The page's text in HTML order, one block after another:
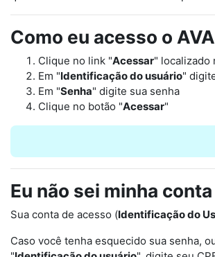
Como eu acesso o
Clique no link "Acessar" localizado
Em "Identificação do usuário"
Em "Senha" digite sua senha
Clique no botão "Acessar"
Eu não sei minha
Sua conta de acesso (Identificação do
Caso você tenha esquecido sua senha,